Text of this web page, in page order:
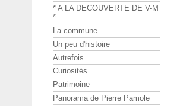
* A LA DECOUVERTE DE V-M
*
La commune
Un peu d'histoire
Autrefois
Curiosités
Patrimoine
Panorama de Pierre Pamole